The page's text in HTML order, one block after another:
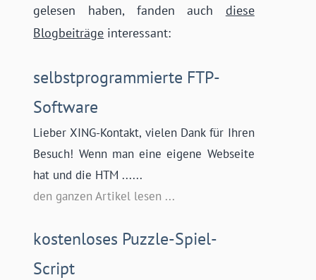
gelesen haben, fanden auch diese
Blogbeiträge interessant:
selbstprogrammierte FTP-
Software
Lieber XING-Kontakt, vielen Dank für Ihren
Besuch! Wenn man eine eigene Webseite
hat und die HTM ......
den ganzen Artikel lesen ...
kostenloses Puzzle-Spiel-
Script